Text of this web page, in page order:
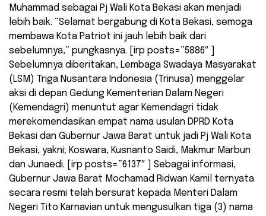
Muhammad sebagai Pj Wali Kota Bekasi akan menjadi
lebih baik. “Selamat bergabung di Kota Bekasi, semoga
membawa Kota Patriot ini jauh lebih baik dari
sebelumnya,” pungkasnya. [irp posts=”5886″ ]
Sebelumnya diberitakan, Lembaga Swadaya Masyarakat
(LSM) Triga Nusantara Indonesia (Trinusa) menggelar
aksi di depan Gedung Kementerian Dalam Negeri
(Kemendagri) menuntut agar Kemendagri tidak
merekomendasikan empat nama usulan DPRD Kota
Bekasi dan Gubernur Jawa Barat untuk jadi Pj Wali Kota
Bekasi, yakni; Koswara, Kusnanto Saidi, Makmur Marbun
dan Junaedi. [irp posts=”6137″ ] Sebagai informasi,
Gubernur Jawa Barat Mochamad Ridwan Kamil ternyata
secara resmi telah bersurat kepada Menteri Dalam
Negeri Tito Karnavian untuk mengusulkan tiga (3) nama